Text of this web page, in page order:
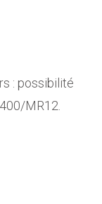
: possibilité
MR12.